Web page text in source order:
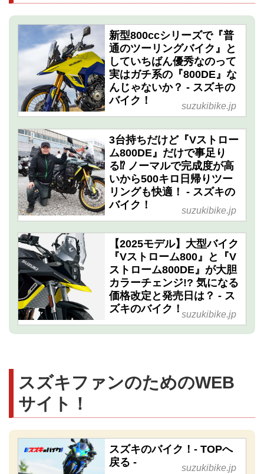
新型800ccシリーズで『普
通のツーリングバイク』と
していちばん優秀なのって
実はガチ系の『800DE』な
んじゃないか？ - スズキの
バイク！
suzukibike.jp
3台持ちだけど『Vストロー
ム800DE』だけで事足り
る⁉ ノーマルで完成度が高
いから500キロ日帰りツー
リングも快適！ - スズキの
バイク！
suzukibike.jp
【2025モデル】大型バイク
『Vストローム800』と『V
ストローム800DE』が大胆
カラーチェンジ!? 気になる
価格改定と発売日は？ - ス
ズキのバイク！ suzukibike.jp
スズキファンのためのWEB
サイト！
スズキのバイク！- TOPへ
戻る -
suzukibike.jp